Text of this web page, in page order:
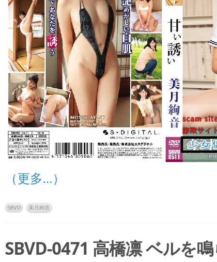
（更多…）
SBVD 美月絢音
SBVD-0471 高橋凛 ベルを